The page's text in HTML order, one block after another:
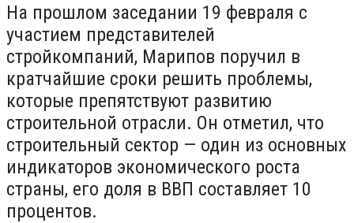
На прошлом заседании 19 февраля с
участием представителей
стройкомпаний, Марипов поручил в
кратчайшие сроки решить проблемы,
которые препятствуют развитию
строительной отрасли. Он отметил, что
строительный сектор — один из основных
индикаторов экономического роста
страны, его доля в ВВП составляет 10
процентов.